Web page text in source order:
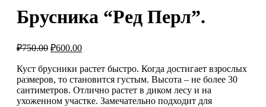
Брусника “Ред Перл”.
₽750.00 Первоначальная
составляла
₽750.00.
₽600.00Текущая
₽600.00.
Куст брусники растет быстро. Когда достигает взрослых
размеров, то становится густым. Высота – не более 30
сантиметров. Отлично растет в диком лесу и на
ухоженном участке. Замечательно подходит для